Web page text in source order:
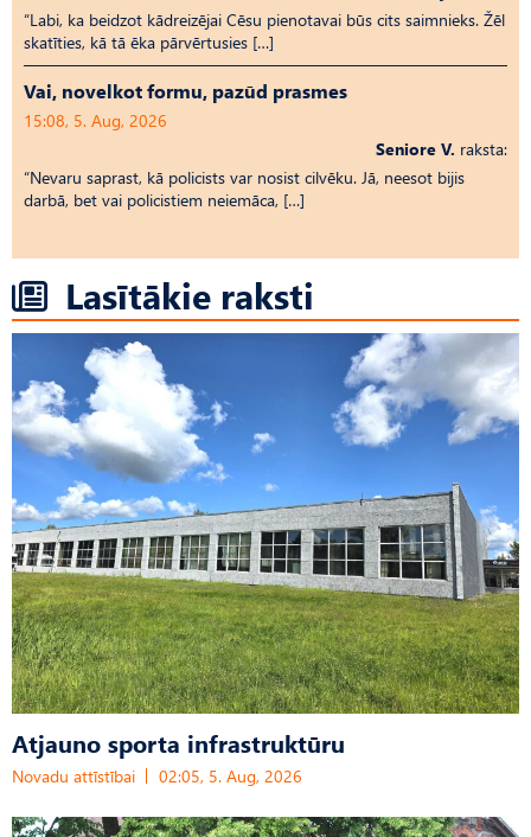
“Labi, ka beidzot kādreizējai Cēsu pienotavai būs cits saimnieks. Žēl
skatīties, kā tā ēka pārvērtusies […]
Vai, novelkot formu, pazūd prasmes
15:08, 5. Aug, 2026
Seniore V. raksta:
“Nevaru saprast, kā policists var nosist cilvēku. Jā, neesot bijis
darbā, bet vai policistiem neiemāca, […]
Lasītākie raksti
Atjauno sporta infrastruktūru
Novadu attīstībai 02:05, 5. Aug, 2026